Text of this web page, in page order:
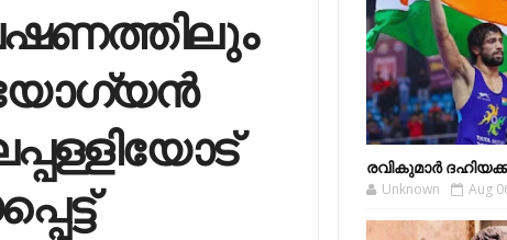
യോഗ്യന്‍
രവികുമാര്‍
Unknown Aug